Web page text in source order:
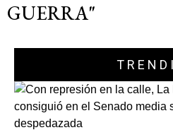
GUERRA"